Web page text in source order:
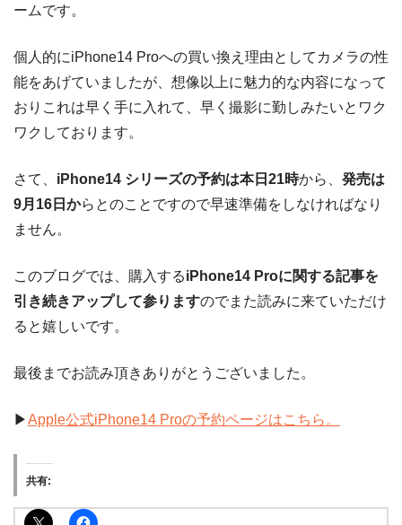
ームです。
個人的にiPhone14 Proへの買い換え理由としてカメラの性
能をあげていましたが、想像以上に魅力的な内容になって
おりこれは早く手に入れて、早く撮影に勤しみたいとワク
ワクしております。
さて、 iPhone14 シリーズの予約は本日21時から、 発売は
9月16日からとのことですので早速準備をしなければなり
ません。
このブログでは、購入するiPhone14 Proに関する記事を
引き続きアップして参りますのでまた読みに来ていただけ
ると嬉しいです。
最後までお読み頂きありがとうございました。
▶︎Apple公式iPhone14 Proの予約ページはこちら。
共有: